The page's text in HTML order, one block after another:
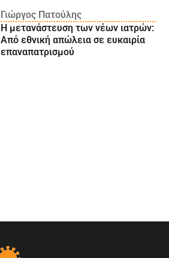
Γιώργος Πατούλης
Η μετανάστευση των νέων ιατρών:
Aπό εθνική απώλεια σε ευκαιρία
επαναπατρισμού